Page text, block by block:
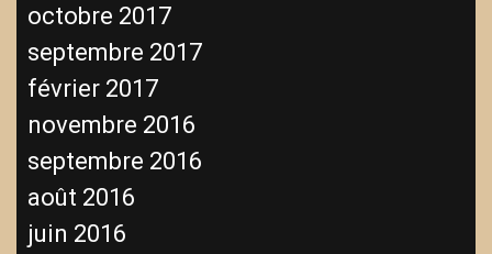
octobre 2017
septembre 2017
février 2017
novembre 2016
septembre 2016
août 2016
juin 2016